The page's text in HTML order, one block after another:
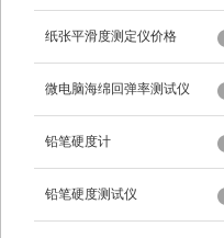
纸张平滑度测定仪价格
微电脑海绵回弹率测试仪
铅笔硬度计
铅笔硬度测试仪